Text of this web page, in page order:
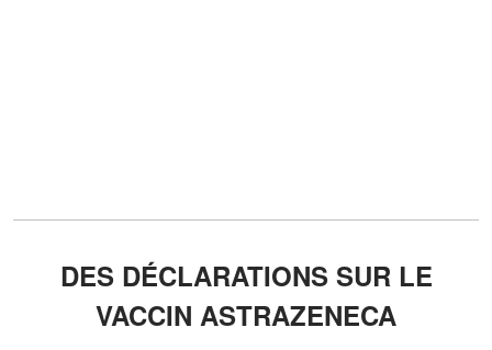
DES DÉCLARATIONS SUR LE
VACCIN ASTRAZENECA